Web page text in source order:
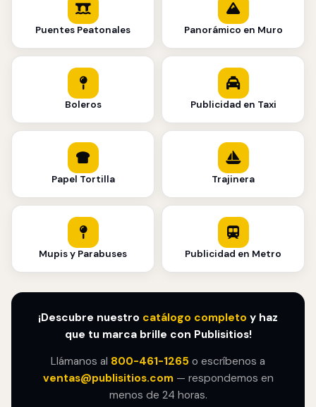
Puentes Peatonales Panorámico en Muro
Boleros Publicidad en Taxi
Papel Tortilla Trajinera
Mupis y Parabuses Publicidad en Metro
¡Descubre nuestro catálogo completo y haz
que tu marca brille con Publisitios!
Llámanos al 800-461-1265 o escríbenos a
ventas@publisitios.com— respondemos en
menos de 24 horas.